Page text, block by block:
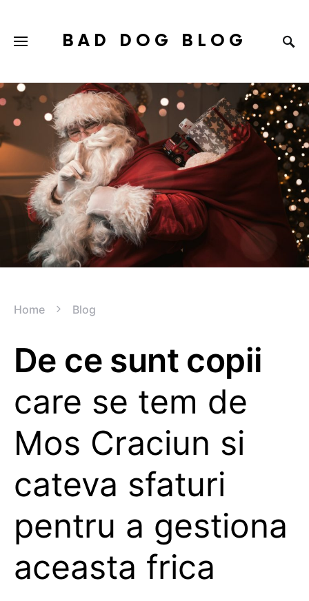
BAD DOG BLOG
Home Blog
De ce sunt copii
care se tem de
Mos Craciun si
cateva sfaturi
pentru a gestiona
aceasta frica